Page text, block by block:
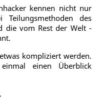
kennen nicht nur
des
die vom Rest der Welt -
kompliziert werden.
einen Überblick